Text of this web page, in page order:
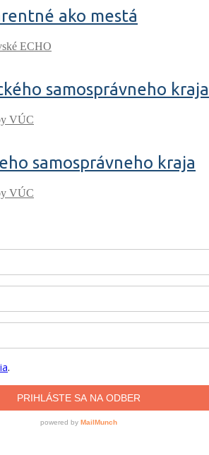
ako mestá
ECHO
samosprávneho kraja
VÚC
samosprávneho kraja
VÚC